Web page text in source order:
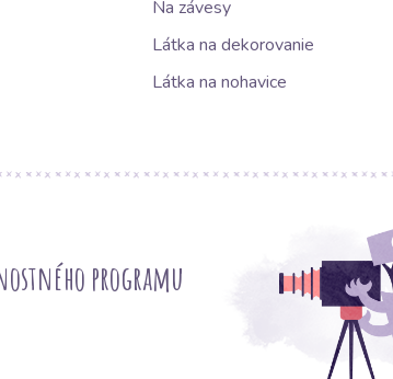
Na závesy
Látka na dekorovanie
Látka na nohavice
programu